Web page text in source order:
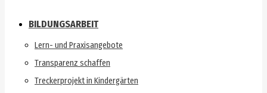
BILDUNGSARBEIT
Lern- und Praxisangebote
Transparenz schaffen
Treckerprojekt in Kindergärten